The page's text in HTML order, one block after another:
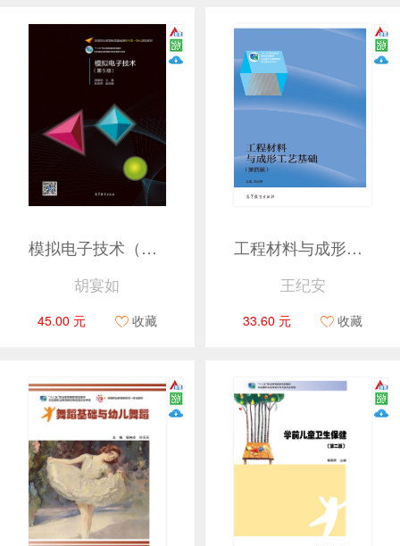
模拟电子技术（第5版）
胡宴如
45.00 元 收藏
工程材料与成形工艺基础（第四版）
王纪安
33.60 元 收藏